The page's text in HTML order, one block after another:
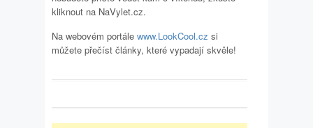
kliknout na NaVylet.cz.
Na webovém portále www.LookCool.cz si
můžete přečíst články, které vypadají skvěle!